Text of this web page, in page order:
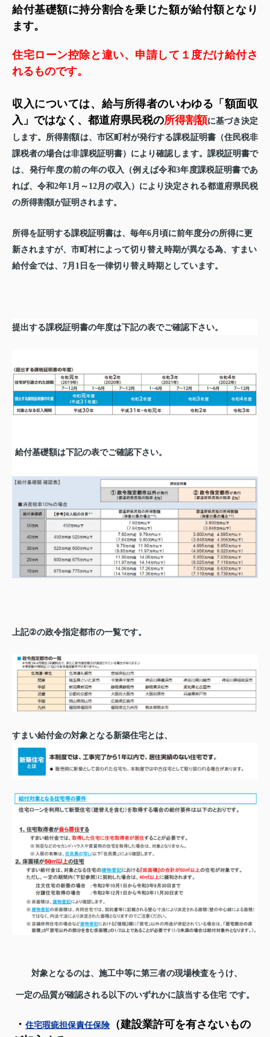
給付基礎額に持分割合を乗じた額が給付額となり
ます。
住宅ローン控除と違い、申請して１度だけ給付さ
れるものです。
収入については、給与所得者のいわゆる「額面収
入」ではなく、都道府県民税の所得割額に基づき決定
します。所得割額は、市区町村が発行する課税証明書（住民税非
課税者の場合は非課税証明書）により確認します。課税証明書で
は、発行年度の前の年の収入（例えば令和3年度課税証明書であ
れば、令和2年1 月～ 12月の収入）により決定される都道府県民税
の所得割額が証明されます。
所得を証明する課税証明書は、毎年6 月頃に前年度分の所得に更
新されますが、市町村によって切り替え時期が異なる為、すまい
給付金では、 7 月 1 日を一律切り替え時期としています。
提出する課税証明書の年度は下記の表でご確認下さい。
給付基礎額は下記の表でご確認下さい。
上記②の政令指定都市の一覧です。
すまい給付金の対象となる新築住宅とは、
対象となるのは、施工中等に第三者の現場検査をうけ、
一定の品質が確認される以下のいずれかに該当する住宅 です。
・ 住宅瑕疵担保責任保険（建設業許可を有さないもの